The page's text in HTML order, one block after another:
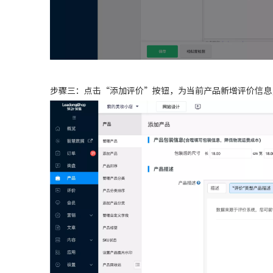
步骤三：点击“添加评价”按钮，为当前产品新增评价信